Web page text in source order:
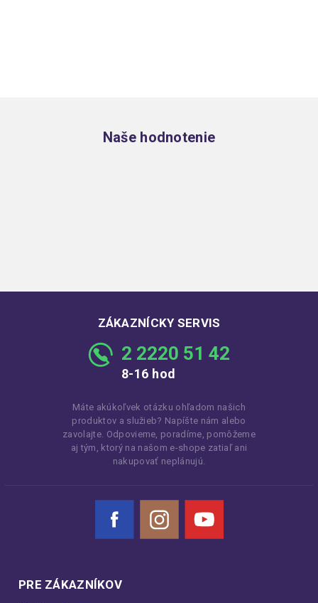
Naše hodnotenie
ZÁKAZNÍCKY SERVIS
2 2220 51 42
8-16 hod
Máte akúkoľvek otázku ohľadom našich
produktov a služieb? Napíšte nám alebo
zavolajte. Odpovieme, poradíme, pomôžeme
aj tým, ktorý na našom e-shope zatiaľ ani
nakupovať neplánujú.
Facebook Instagram YouTube
PRE ZÁKAZNÍKOV